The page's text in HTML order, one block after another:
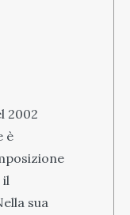
2002
è
il
sua